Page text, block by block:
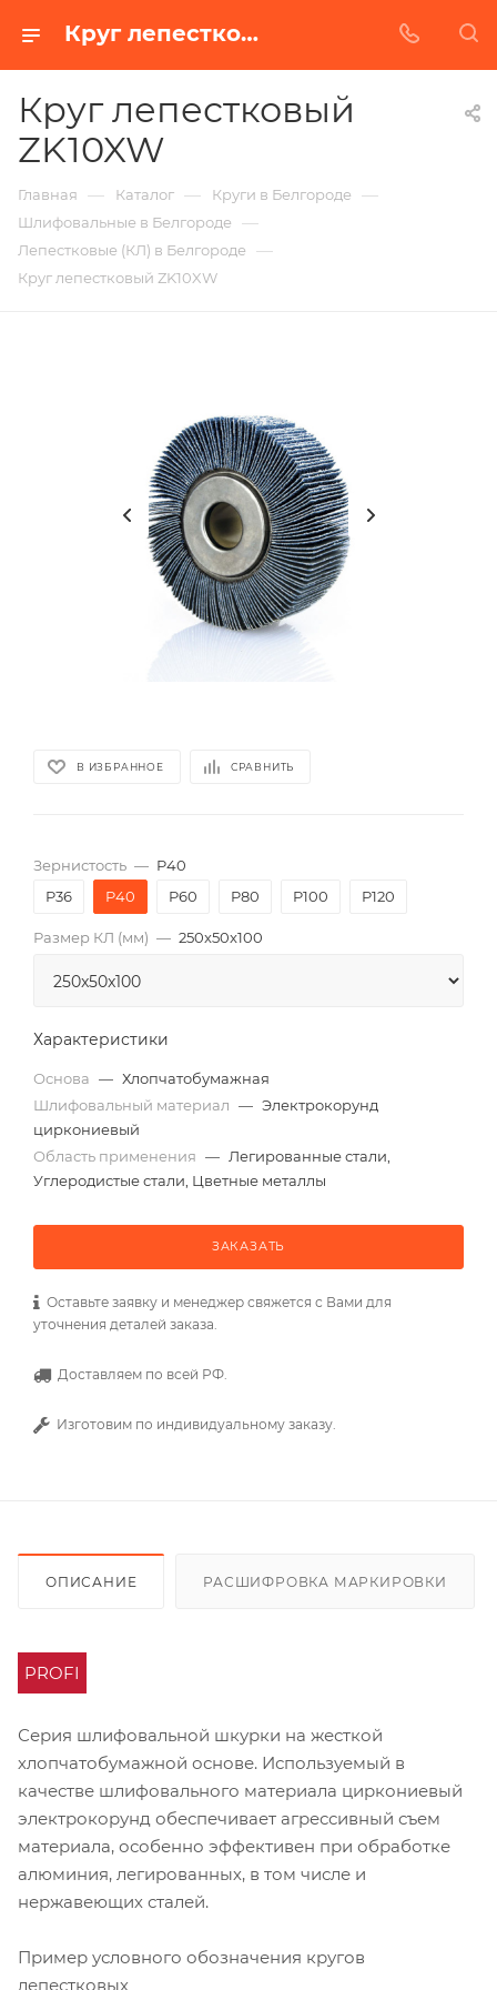
Круг лепестковый ZK10XW в Белгороде | Купить по недорогой цене от Абразивного Завода
Круг лепестковый
ZK10XW
Главная — Каталог — Круги в Белгороде —
Шлифовальные в Белгороде —
Лепестковые (КЛ) в Белгороде —
Круг лепестковый ZK10XW
В ИЗБРАННОЕ СРАВНИТЬ
Зернистость — P40
P36
P40 P60 P80 P100 P120
Размер КЛ (мм) — 250x50x100
Характеристики
Основа — Хлопчатобумажная
Шлифовальный материал — Электрокорунд
циркониевый
Область применения — Легированные стали,
Углеродистые стали, Цветные металлы
ЗАКАЗАТЬ
Оставьте заявку и менеджер свяжется с Вами для
уточнения деталей заказа.
Доставляем по всей РФ.
Изготовим по индивидуальному заказу.
ОПИСАНИЕ РАСШИФРОВКА МАРКИРОВКИ
PROFI
Серия шлифовальной шкурки на жесткой
хлопчатобумажной основе. Используемый в
качестве шлифовального материала циркониевый
электрокорунд обеспечивает агрессивный съем
материала, особенно эффективен при обработке
алюминия, легированных, в том числе и
нержавеющих сталей.
Пример условного обозначения кругов
лепестковых